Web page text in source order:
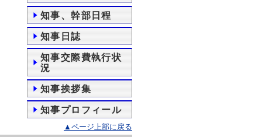
知事、幹部日程
知事日誌
知事交際費執行状
況
知事挨拶集
知事プロフィール
▲ページ上部に戻る